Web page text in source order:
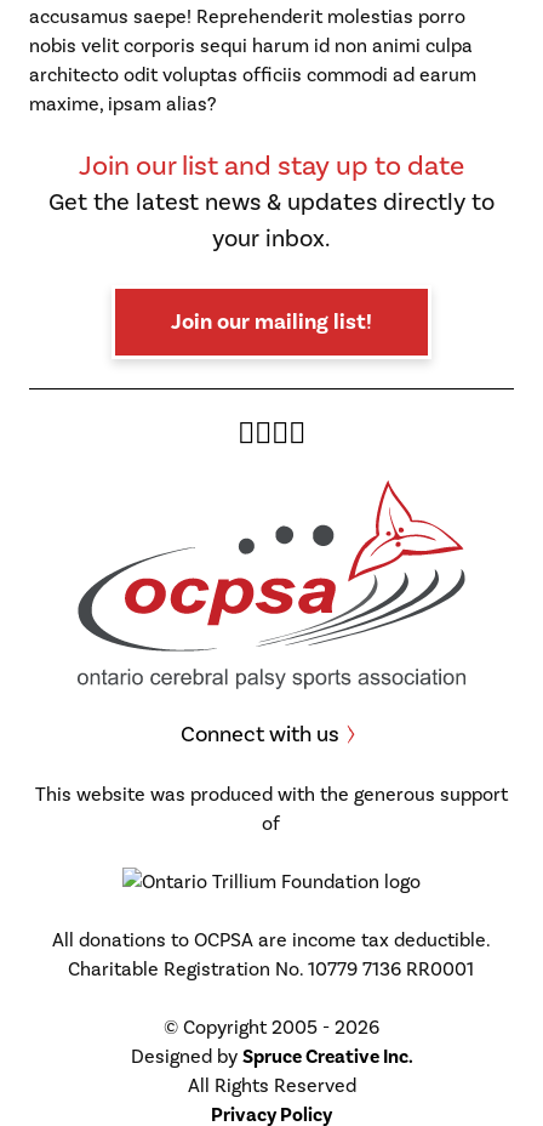
accusamus saepe! Reprehenderit molestias porro
nobis velit corporis sequi harum id non animi culpa
architecto odit voluptas officiis commodi ad earum
maxime, ipsam alias?
Join our list and stay up to date
Get the latest news & updates directly to
your inbox.
Join our mailing list!
Twitter
Facebook
Instagram
Connect with us
This website was produced with the generous support
of
All donations to OCPSA are income tax deductible.
Charitable Registration No. 10779 7136 RR0001
© Copyright 2005 - 2026
Designed by Spruce Creative Inc.
All Rights Reserved
Privacy Policy